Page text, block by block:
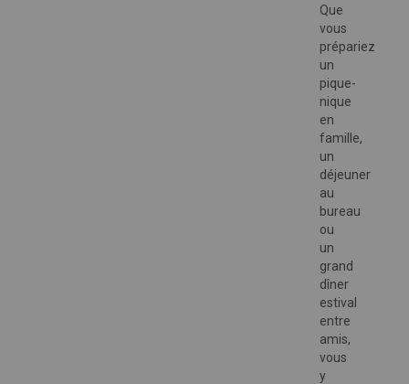
Que
vous
prépariez
un
pique-
nique
en
famille,
un
déjeuner
au
bureau
ou
un
grand
dîner
estival
entre
amis,
vous
y